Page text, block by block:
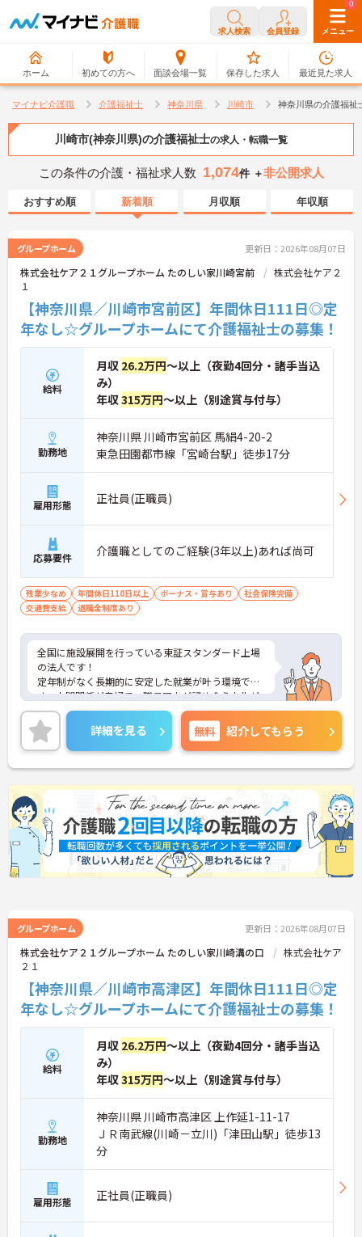
求人検索 会員登録 メニュー
ホーム 初めての方へ 面談会場一覧
0
保存した求人
0
最近見た求人
マイナビ介護職 介護福祉士 神奈川県 川崎市 神奈川県の介護福祉
川崎市(神奈川県)の介護福祉士の求人・転職一覧
この条件の介護・福祉求人数 1,074件 ＋非公開求人
おすすめ順 新着順 月収順 年収順
グループホーム 更新日：2026年08月07日
株式会社ケア２１グループホーム たのしい家川崎宮前
株式会社ケア２
１
【神奈川県／川崎市宮前区】年間休日111日◎定
年なし☆グループホームにて介護福祉士の募集！
給料
月収 26.2万円～以上（夜勤4回分・諸手当込
み）
年収315万円～以上（別途賞与付与）
勤務地
神奈川県 川崎市宮前区 馬絹4-20-2
東急田園都市線「宮崎台駅」徒歩17分
雇用形態 正社員(正職員)
応募要件 介護職としてのご経験(3年以上)あれば尚可
残業少なめ 年間休日110日以上 ボーナス・賞与あり
社会保険完備
交通費支給
退職金制度あり
全国に施設展開を行っている東証スタンダード上場
の法人です！
定年制がなく長期的に安定した就業が叶う環境で
す。人間関係が良好で、職員同士が認め合う文化が
根付いています。
ご興味のある方には、面接対策ポイントなど、さら
に詳細をご案内しますのでお気軽にご相談くださ
い！
詳細を見る 無料 紹介してもらう
グループホーム 更新日：2026年08月07日
株式会社ケア２１グループホーム たのしい家川崎溝の口
株式会社ケア
２１
【神奈川県／川崎市高津区】年間休日111日◎定
年なし☆グループホームにて介護福祉士の募集！
給料
月収 26.2万円～以上（夜勤4回分・諸手当込
み）
年収315万円～以上（別途賞与付与）
勤務地
神奈川県 川崎市高津区 上作延1-11-17
ＪＲ南武線(川崎－立川)「津田山駅」徒歩13
分
雇用形態 正社員(正職員)